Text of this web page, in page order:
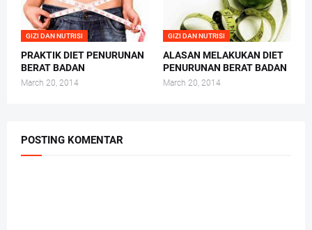
GIZI DAN NUTRISI
PRAKTIK DIET PENURUNAN
BERAT BADAN
March 20, 2014
GIZI DAN NUTRISI
ALASAN MELAKUKAN DIET
PENURUNAN BERAT BADAN
March 20, 2014
POSTING KOMENTAR